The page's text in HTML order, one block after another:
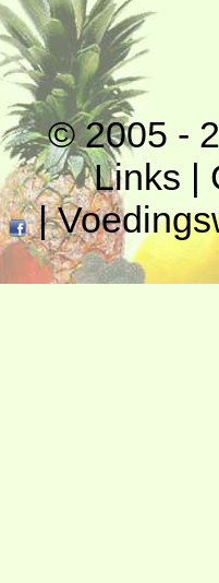
© 2005 -
Links |
|